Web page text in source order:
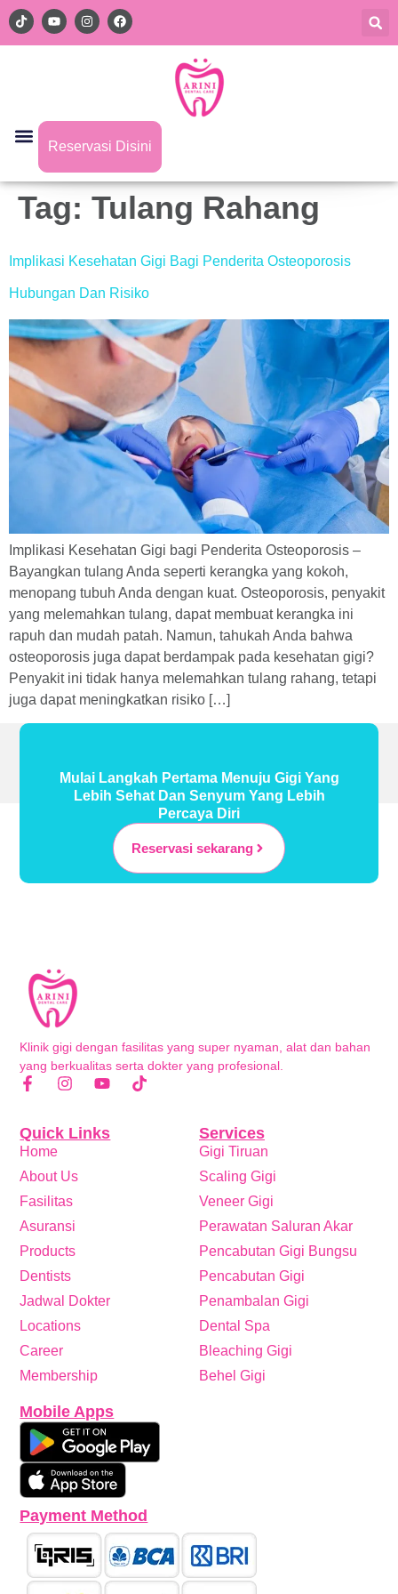
Reservasi Disini
Tag: Tulang Rahang
Implikasi Kesehatan Gigi Bagi Penderita Osteoporosis
Hubungan Dan Risiko
Implikasi Kesehatan Gigi bagi Penderita Osteoporosis –
Bayangkan tulang Anda seperti kerangka yang kokoh,
menopang tubuh Anda dengan kuat. Osteoporosis, penyakit
yang melemahkan tulang, dapat membuat kerangka ini
rapuh dan mudah patah. Namun, tahukah Anda bahwa
osteoporosis juga dapat berdampak pada kesehatan gigi?
Penyakit ini tidak hanya melemahkan tulang rahang, tetapi
juga dapat meningkatkan risiko […]
Mulai Langkah Pertama Menuju Gigi Yang
Lebih Sehat Dan Senyum Yang Lebih
Percaya Diri
Reservasi sekarang
Klinik gigi dengan fasilitas yang super nyaman, alat dan bahan
yang berkualitas serta dokter yang profesional.
Services
Gigi Tiruan
Scaling Gigi
Veneer Gigi
Perawatan Saluran Akar
Pencabutan Gigi Bungsu
Pencabutan Gigi
Penambalan Gigi
Dental Spa
Bleaching Gigi
Behel Gigi
Quick Links
Home
About Us
Fasilitas
Asuransi
Products
Dentists
Jadwal Dokter
Locations
Career
Membership
Mobile Apps
Payment Method